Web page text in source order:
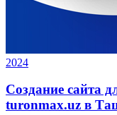
2024
Создание сайта
turonmax.uz в